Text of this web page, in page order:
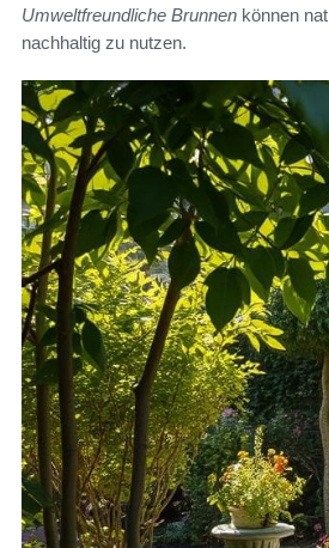
Umweltfreundliche Brunnen können
nachhaltig zu nutzen.